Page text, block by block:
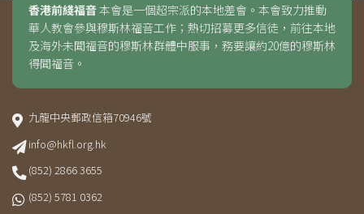
香港前綫福音本會是一個超宗派的本地差會。本會致力推動
華人教會參與穆斯林福音工作；熱切招募更多信徒，前往本地
及海外未聞福音的穆斯林群體中服事，務要讓約20億的穆斯林
得聞福音。
九龍中央郵政信箱70946號
info@hkfl.org.hk
(852) 2866 3655
(852) 5781 0362